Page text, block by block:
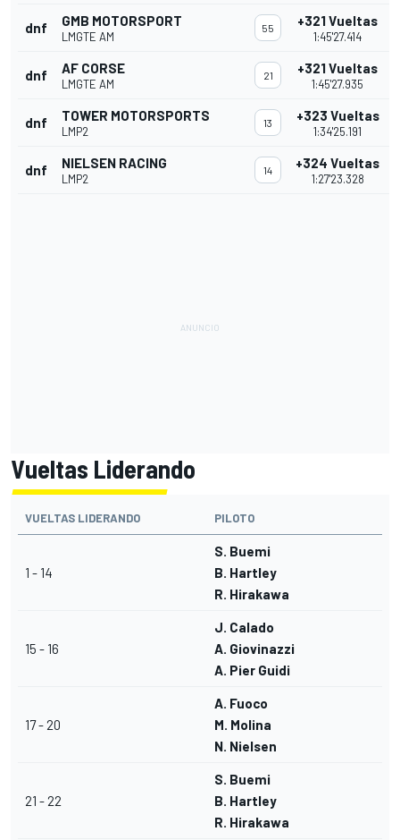
dnf GMB MOTORSPORT
LMGTE AM
55 +321 Vueltas
1:45'27.414
dnf AF CORSE
LMGTE AM
21 +321 Vueltas
1:45'27.935
dnf TOWER MOTORSPORTS
LMP2
13 +323 Vueltas
1:34'25.191
dnf NIELSEN RACING
LMP2
14 +324 Vueltas
1:27'23.328
Vueltas Liderando
VUELTAS LIDERANDO PILOTO
1 - 14
S. Buemi
B. Hartley
R. Hirakawa
15 - 16
J. Calado
A. Giovinazzi
A. Pier Guidi
17 - 20
A. Fuoco
M. Molina
N. Nielsen
21 - 22
S. Buemi
B. Hartley
R. Hirakawa